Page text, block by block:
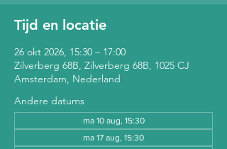
Tijd en locatie
26 okt 2026, 15:30 – 17:00
Zilverberg 68B, Zilverberg 68B, 1025 CJ
Amsterdam, Nederland
Andere datums
ma 10 aug, 15:30
ma 17 aug, 15:30